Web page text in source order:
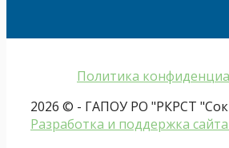
Политика
2026 © - ГАПОУ РО "РКРСТ
Разработка и поддержка сайта